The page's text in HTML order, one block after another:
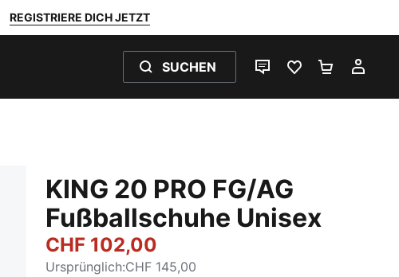
REGISTRIERE DICH JETZT
SUCHEN
LIVE-CHATFAVORITEN 0
KING 20 PRO FG/AG
Fußballschuhe Unisex
CHF 102,00
Ursprünglich:CHF 145,00